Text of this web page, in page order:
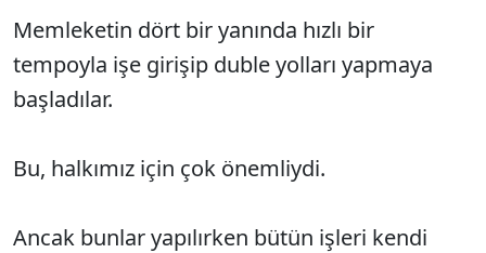
Memleketin dört bir yanında hızlı bir
tempoyla işe girişip duble yolları yapmaya
başladılar.
Bu, halkımız için çok önemliydi.
Ancak bunlar yapılırken bütün işleri kendi